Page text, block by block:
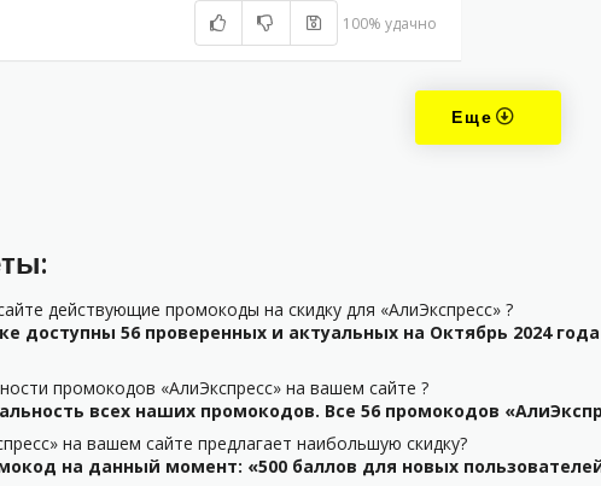
100% удачно
Еще
действующие промокоды на скидку для «АлиЭкспресс» ?
доступны 56 проверенных и актуальных на Октябрь 2024
промокодов «АлиЭкспресс» на вашем сайте ?
всех наших промокодов. Все 56 промокодов
на вашем сайте предлагает наибольшую скидку?
на данный момент: «500 баллов для новых